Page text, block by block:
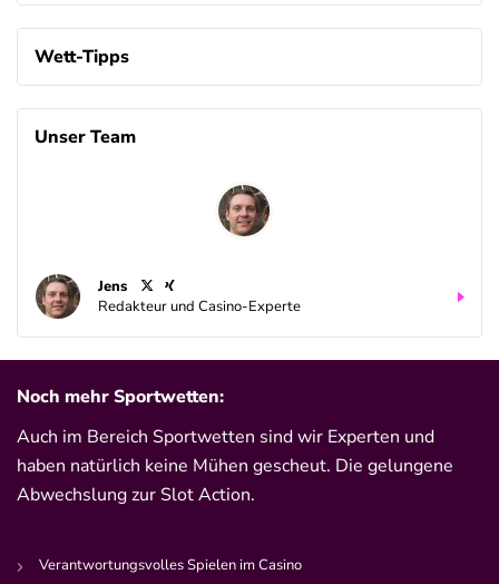
Betano Casino Bonus
100% bis zu 80€
Interwetten Bonus
100% bis 100€ Neukundenbonus
Bwin Bonus
bet-at-home Bonus
500 % QUOTENBOOST + 100€
BONUS
AGB gelten
4.6/5
Zum Sportwetten Bonusvergleich
Wett-Tipps
Unser Team
Jens
Redakteur und Casino-Experte
Noch mehr Sportwetten:
Auch im Bereich Sportwetten sind wir Experten und
haben natürlich keine Mühen gescheut. Die gelungene
Abwechslung zur Slot Action.
Verantwortungsvolles Spielen im Casino